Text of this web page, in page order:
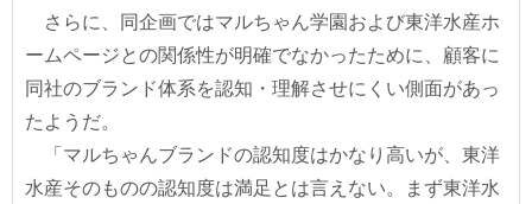
さらに、同企画ではマルちゃん学園および東洋水産ホ
ームページとの関係性が明確でなかったために、顧客に
同社のブランド体系を認知・理解させにくい側面があっ
たようだ。
「マルちゃんブランドの認知度はかなり高いが、東洋
水産そのものの認知度は満足とは言えない。まず東洋水